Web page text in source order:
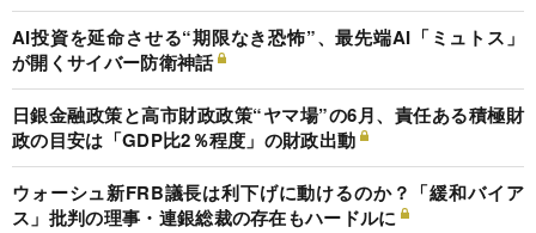
AI投資を延命させる“期限なき恐怖”、最先端AI「ミュトス」
が開くサイバー防衛神話
日銀金融政策と高市財政政策“ヤマ場”の6月、責任ある積極財
政の目安は「GDP比2％程度」の財政出動
ウォーシュ新FRB議長は利下げに動けるのか？「緩和バイア
ス」批判の理事・連銀総裁の存在もハードルに